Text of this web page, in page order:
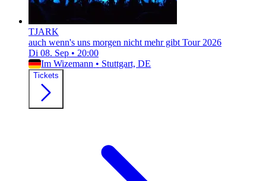
TJARK
auch wenn's uns morgen nicht mehr gibt Tour 2026
Di 08. Sep • 20:00
Im Wizemann • Stuttgart, DE
Tickets